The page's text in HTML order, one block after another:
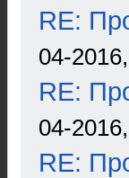
RE:
04-
RE:
04-
RE: